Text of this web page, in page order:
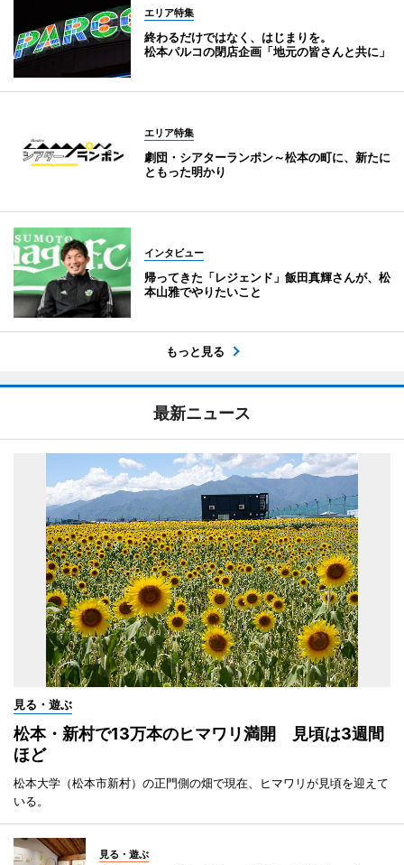
エリア特集
終わるだけではなく、はじまりを。
松本パルコの閉店企画「地元の皆さんと共に」
エリア特集
劇団・シアターランポン～松本の町に、新たに
ともった明かり
インタビュー
帰ってきた「レジェンド」飯田真輝さんが、松
本山雅でやりたいこと
もっと見る
最新ニュース
見る・遊ぶ
松本・新村で13万本のヒマワリ満開 見頃は3週間
ほど
松本大学（松本市新村）の正門側の畑で現在、ヒマワリが見頃を迎えて
いる。
見る・遊ぶ